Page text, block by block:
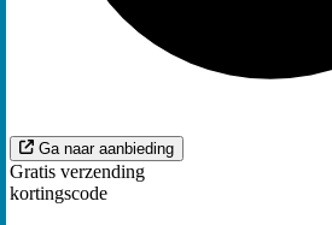
Ga naar aanbieding
Gratis verzending
kortingscode